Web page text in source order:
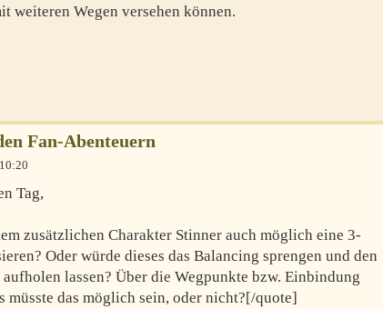
weiteren Wegen versehen können.
Fan-Abenteuern
Tag,
zusätzlichen Charakter Stinner auch möglich eine 3-
Oder würde dieses das Balancing sprengen und den
lassen? Über die Wegpunkte bzw. Einbindung
müsste das möglich sein, oder nicht?[/quote]